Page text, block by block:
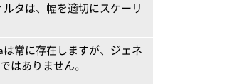
タは、幅を適切にスケーリ
常に存在しますが、ジェネ
はありません。